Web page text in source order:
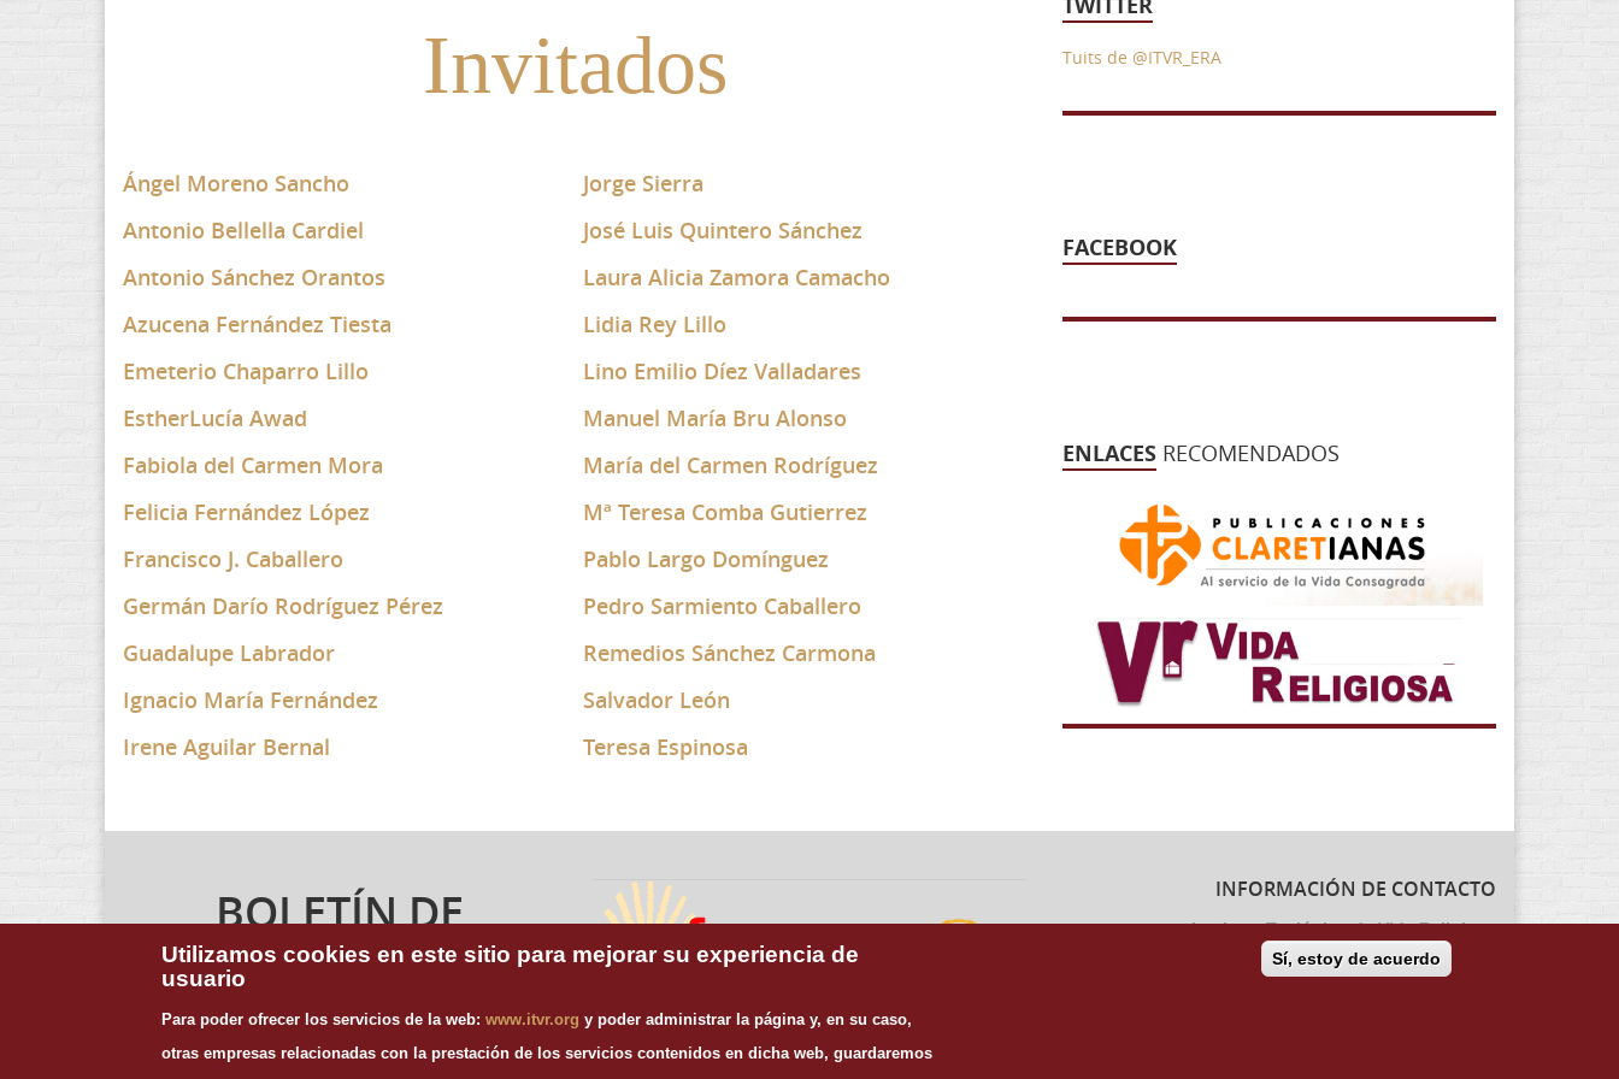
Invitados
Ángel Moreno Sancho
Jorge Sierra
Antonio Bellella Cardiel
José Luis Quintero Sánchez
Antonio Sánchez Orantos
Laura Alicia Zamora Camacho
Azucena Fernández Tiesta
Lidia Rey Lillo
Emeterio Chaparro Lillo
Lino Emilio Díez Valladares
EstherLucía Awad
Manuel María Bru Alonso
Fabiola del Carmen Mora
María del Carmen Rodríguez
Felicia Fernández López
Mª Teresa Comba Gutierrez
Francisco J. Caballero
Pablo Largo Domínguez
Germán Darío Rodríguez Pérez
Pedro Sarmiento Caballero
Guadalupe Labrador
Remedios Sánchez Carmona
Ignacio María Fernández
Salvador León
Irene Aguilar Bernal
Teresa Espinosa
Tuits de @ITVR_ERA
FACEBOOK
ENLACES RECOMENDADOS
BOLETÍN DE
NOTICIAS
Para suscribirte a nuestro boletín de noticias,
introduce tu dirección de email:
Misioneros
Claretianos
Publicaciones
Claretianas
Universidad Pontificia
INFORMACIÓN DE CONTACTO
Instituto Teológico de Vida Religiosa
Escuela Regina Apostolorum
Utilizamos cookies en este sitio para mejorar su experiencia de
usuario
Para poder ofrecer los servicios de la web:www.itvr.org y poder administrar la página y, en su caso,
otras empresas relacionadas con la prestación de los servicios contenidos en dicha web, guardaremos
Sí, estoy de acuerdo